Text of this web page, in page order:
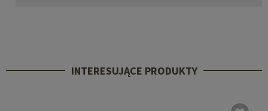
INTERESUJĄCE PRODUKTY